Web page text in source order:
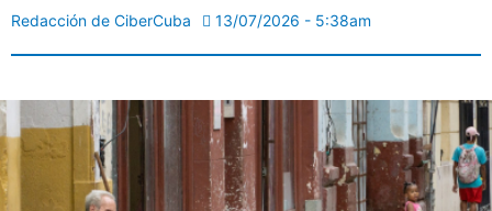
Redacción de CiberCuba 13/07/2026 - 5:38am